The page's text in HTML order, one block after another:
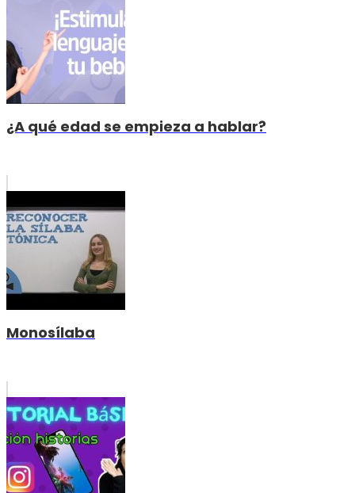
¿A qué edad se empieza a hablar?
Monosílaba